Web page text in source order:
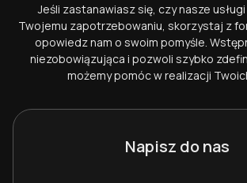
Jeśli zastanawiasz się, czy nasze
Twojemu zapotrzebowaniu, skorzystaj z
opowiedz nam o swoim pomyśle.
niezobowiązująca i pozwoli szybko
możemy pomóc w realizacji
Napisz do nas